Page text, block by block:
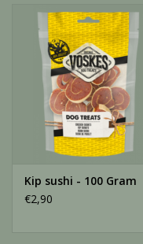
Kip sushi - 100 Gram
€2,90